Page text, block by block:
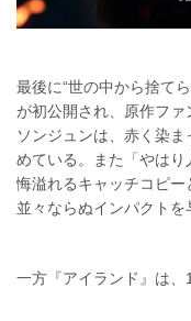
最後に“世の中から捨て
が初公開され、原作フ
ソンジュンは、赤く染
めている。また「やは
悔溢れるキャッチコピ
並々ならぬインパクトを
一方『アイランド』は、